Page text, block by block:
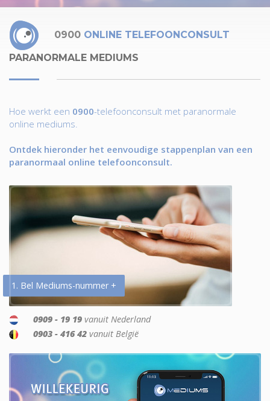
0900 ONLINE TELEFOONCONSULT
PARANORMALE MEDIUMS
Hoe werkt een 0900-telefoonconsult met paranormale
online mediums.
Ontdek hieronder het eenvoudige stappenplan van een
paranormaal online telefoonconsult.
1. Bel Mediums-nummer +
0909 - 19 19 vanuit Nederland
0903 - 416 42 vanuit België